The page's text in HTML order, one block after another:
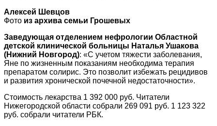
Алексей Шевцов
Фото из архива семьи Грошевых
Заведующая отделением нефрологии Областной
детской клинической больницы Наталья Ушакова
(Нижний Новгород): «С учетом тяжести заболевания,
Яне по жизненным показаниям необходима терапия
препаратом солирис. Это позволит избежать рецидивов
и развития хронической почечной недостаточности».
Стоимость лекарства 1 392 000 руб. Читатели
Нижегородской области собрали 269 091 руб. 1 123 322
руб. собрали читатели РБК.